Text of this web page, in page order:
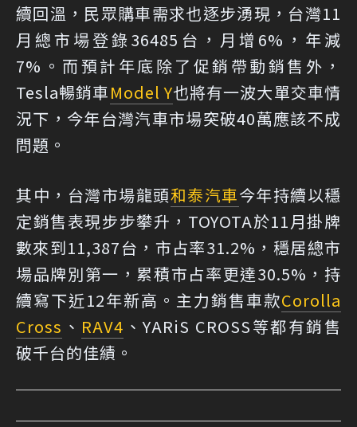
續回溫，民眾購車需求也逐步湧現，台灣11
月總市場登錄36485台，月增6%，年減
7%。而預計年底除了促銷帶動銷售外，
Tesla暢銷車Model Y也將有一波大單交車情
況下，今年台灣汽車市場突破40萬應該不成
問題。
其中，台灣市場龍頭和泰汽車今年持續以穩
定銷售表現步步攀升，TOYOTA於11月掛牌
數來到11,387台，市占率31.2%，穩居總市
場品牌別第一，累積市占率更達30.5%，持
續寫下近12年新高。主力銷售車款Corolla
Cross 、 RAV4 、YARiS CROSS等都有銷售
破千台的佳績。